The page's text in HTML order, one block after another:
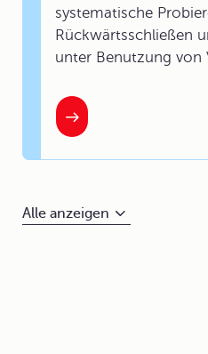
systematische
Rückwärtsschließen
unter Benutzung von
Alle anzeigen